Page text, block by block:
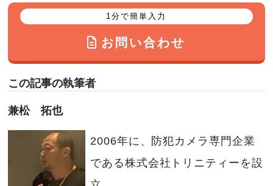
1分で簡単入力
お問い合わせ
この記事の執筆者
兼松 拓也
2006年に、防犯カメラ専門企業
である株式会社トリニティーを設